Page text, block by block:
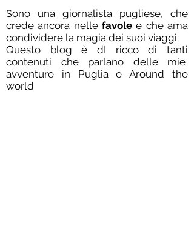
Sono una giornalista pugliese, che
crede ancora nelle favole e che ama
condividere la magia dei suoi viaggi.
Questo blog è dI ricco di tanti
contenuti che parlano delle mie
avventure in Puglia e Around the
world